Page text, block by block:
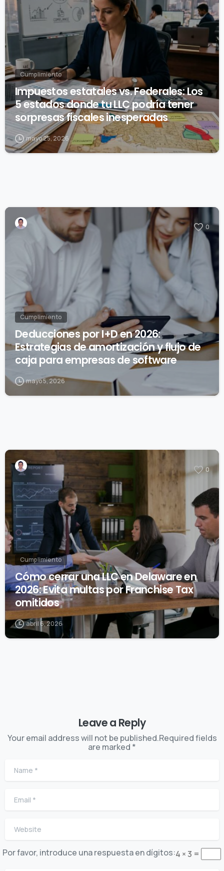
Cumplimiento
Impuestos estatales vs. Federales: Los
5 estados donde tu LLC podría tener
sorpresas fiscales inesperadas
mayo 25, 2026
0
Cumplimiento
Deducciones por I+D en 2026:
Estrategias de amortización y flujo de
caja para empresas de software
mayo 5, 2026
0
Cumplimiento
Cómo cerrar una LLC en Delaware en
2026: Evita multas por Franchise Tax
omitidos
abril 6, 2026
Leave a Reply
Your email address will not be published.Required fields
are marked *
Por favor, introduce una respuesta en dígitos:4 × 3 =